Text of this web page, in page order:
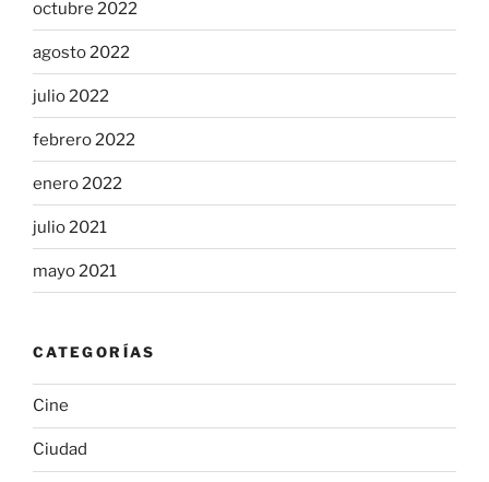
octubre 2022
agosto 2022
julio 2022
febrero 2022
enero 2022
julio 2021
mayo 2021
CATEGORÍAS
Cine
Ciudad